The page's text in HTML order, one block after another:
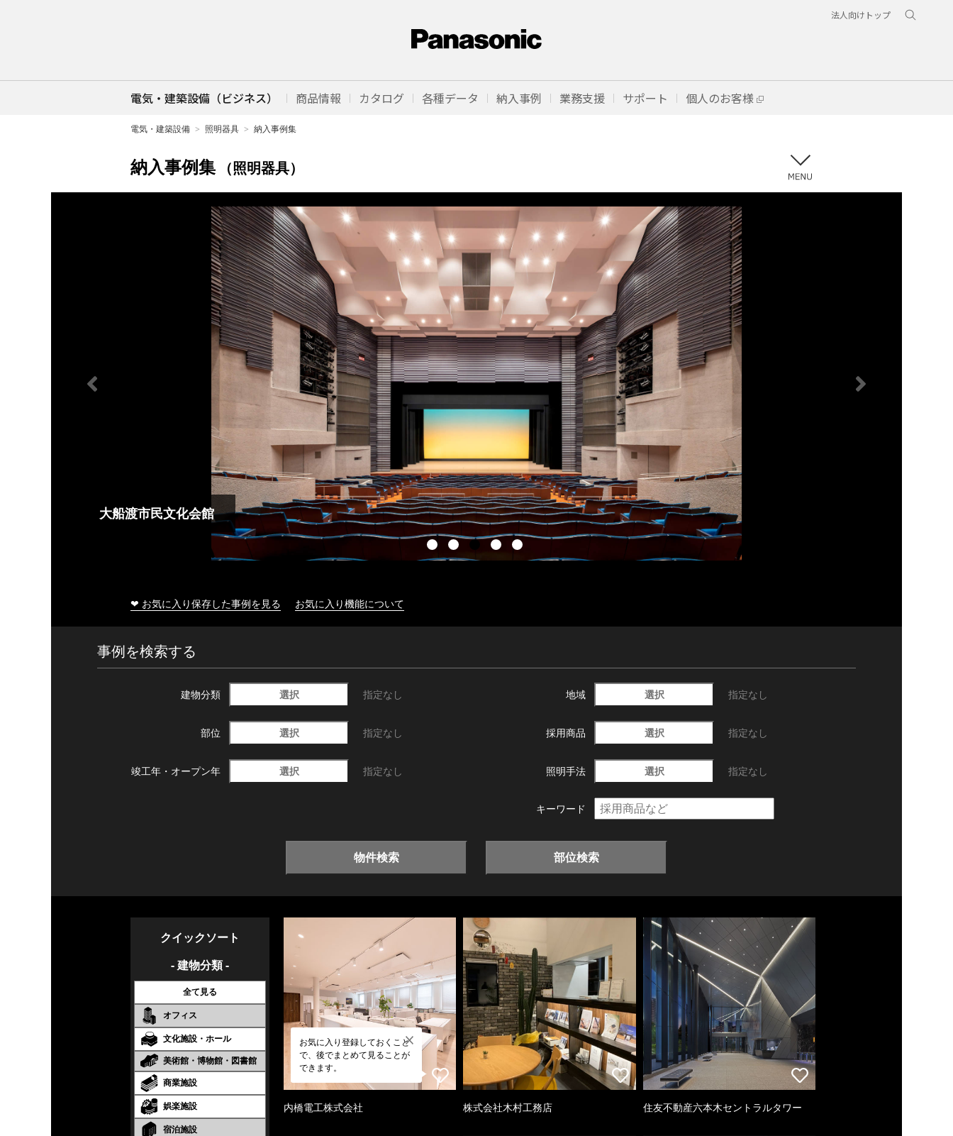
法人向けトップ
電気・建築設備（ビジネス） 商品情報 カタログ 各種データ 納入事例 業務支援 サポート 個人のお客様
電気・建築設備 照明器具 納入事例集
納入事例集 （照明器具）
大船渡市民文化会館
❤ お気に入り保存した事例を見る お気に入り機能について
事例を検索する
建物分類 選択 指定なし 地域 選択 指定なし
部位 選択 指定なし 採用商品 選択 指定なし
竣工年・ オープン年 選択 指定なし 照明手法 選択 指定なし
キーワード
物件検索 部位検索
クイックソート
- 建物分類 -
全て見る
オフィス
文化施設・ホール
美術館・博物館・図書館
商業施設
娯楽施設
宿泊施設
お気に入り登録しておくこと
で、後でまとめて見ることが
できます。
内橋電工株式会社 株式会社木村工務店 住友不動産六本木セントラルタワー